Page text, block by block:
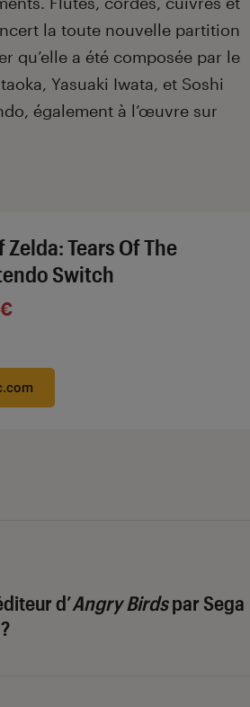
la toute nouvelle partition
qu’elle a été composée par le
Yasuaki Iwata, et Soshi
également à l’œuvre sur
Tears Of The
Switch
d’Angry Birdspar Sega